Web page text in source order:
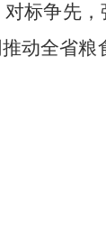
标争先
动全省粮